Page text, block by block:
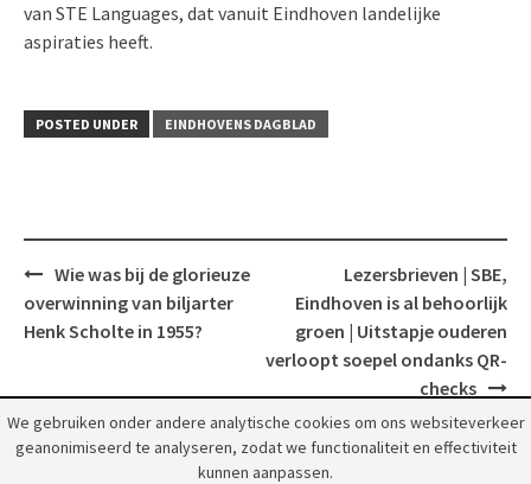
van STE Languages, dat vanuit Eindhoven landelijke
aspiraties heeft.
POSTED UNDER EINDHOVENS DAGBLAD
Post
navigation
Wie was bij de glorieuze
overwinning van biljarter
Henk Scholte in 1955?
Lezersbrieven | SBE,
Eindhoven is al behoorlijk
groen | Uitstapje ouderen
verloopt soepel ondanks QR-
checks
We gebruiken onder andere analytische cookies om ons websiteverkeer
geanonimiseerd te analyseren, zodat we functionaliteit en effectiviteit
kunnen aanpassen.